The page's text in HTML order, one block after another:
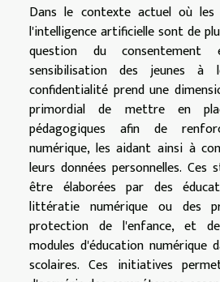
Dans le contexte actuel où
l'intelligence artificielle sont de
question du
sensibilisation des jeunes
confidentialité prend une
primordial de mettre en
pédagogiques afin de
numérique, les aidant ainsi à
leurs données personnelles.
être élaborées par des
littératie numérique ou des
protection de l'enfance, et
modules d'éducation numérique
scolaires. Ces initiatives